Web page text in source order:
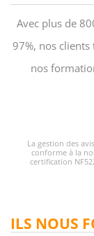
Avec plus de
97%, nos
nos
La gestion des
conforme à la
certification
ILS NOUS